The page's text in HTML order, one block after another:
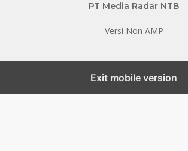
PT Media Radar NTB
Versi Non AMP
Exit mobile version